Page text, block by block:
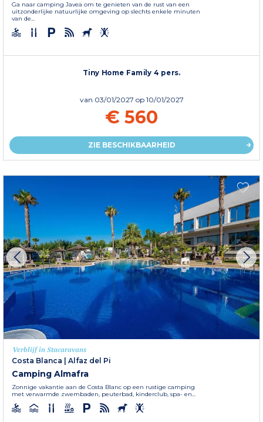
Ga naar camping Javea om te genieten van de rust van een
uitzonderlijke natuurlijke omgeving op slechts enkele minuten
van de...
Tiny Home Family 4 pers.
van 03/01/2027 op 10/01/2027
€ 560
ZIE BESCHIKBAARHEID
Verblijf in Stacaravans
Costa Blanca
Alfaz del Pi
Camping Almafra
Zonnige vakantie aan de Costa Blanc op een rustige camping
met verwarmde zwembaden, peuterbad, kinderclub, spa- en...